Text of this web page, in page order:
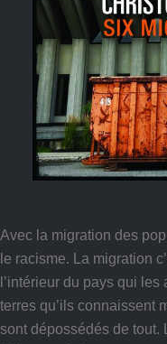
Avec la migration des
le racisme. La migration
l’intérieur du pays qui
terres qu’ils connaissent
sont dépossédés de tout.